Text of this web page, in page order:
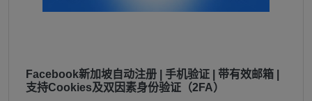
Facebook新加坡自动注册 | 手机验证 | 带有效邮箱 |
支持Cookies及双因素身份验证（2FA）